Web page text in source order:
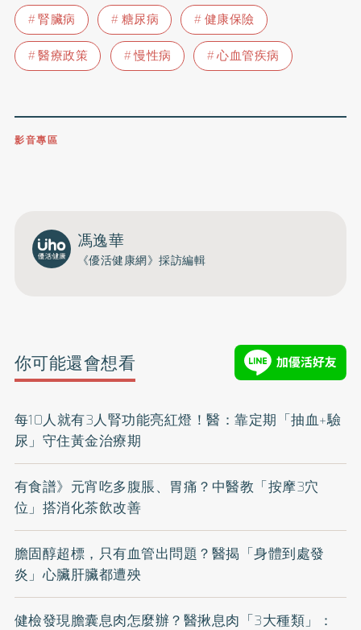
腎臟病 糖尿病
健康保險
醫療政策
慢性病 心血管疾病
影音專區
馮逸華
《優活健康網》採訪編輯
你可能還會想看
每10人就有3人腎功能亮紅燈！醫：靠定期「抽血+驗
尿」守住黃金治療期
有食譜》元宵吃多腹脹、胃痛？中醫教「按摩3穴
位」搭消化茶飲改善
膽固醇超標，只有血管出問題？醫揭「身體到處發
炎」心臟肝臟都遭殃
健檢發現膽囊息肉怎麼辦？醫揪息肉「3大種類」：